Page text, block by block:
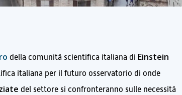
della comunità scientifica italiana di Einstein
italiana per il futuro osservatorio di onde
del settore si confronteranno sulle necessità